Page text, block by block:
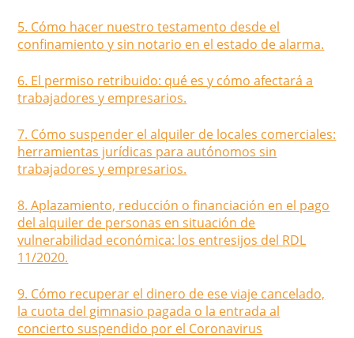
5. Cómo hacer nuestro testamento desde el
confinamiento y sin notario en el estado de alarma.
6. El permiso retribuido: qué es y cómo afectará a
trabajadores y empresarios.
7. Cómo suspender el alquiler de locales comerciales:
herramientas jurídicas para autónomos sin
trabajadores y empresarios.
8. Aplazamiento, reducción o financiación en el pago
del alquiler de personas en situación de
vulnerabilidad económica: los entresijos del RDL
11/2020.
9. Cómo recuperar el dinero de ese viaje cancelado,
la cuota del gimnasio pagada o la entrada al
concierto suspendido por el Coronavirus